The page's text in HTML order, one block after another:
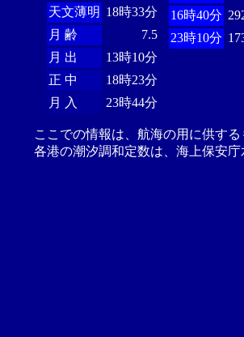
天文薄明 18時33分
月 齢
7.5
月 出
13時10分
正 中
18時23分
月 入
23時44分
16時40分
23時10分
ここでの情報は、航海の用に供す
各港の潮汐調和定数は、海上保安